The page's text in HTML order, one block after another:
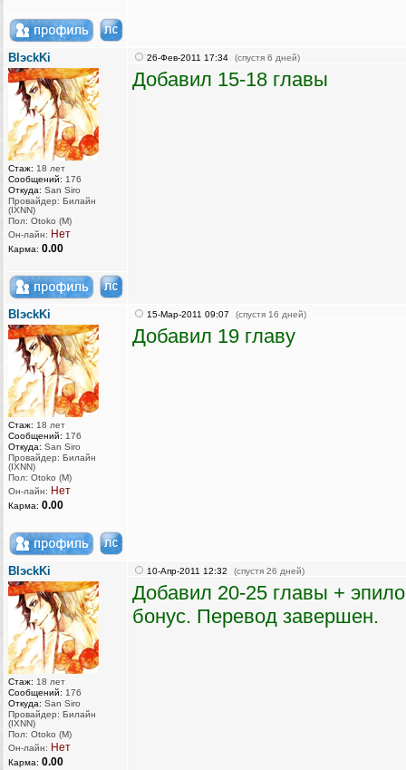
BlэckKi
Стаж: 18 лет
Сообщений: 176
Откуда: San Siro
Провайдер: Билайн
(IXNN)
Пол: Otoko (M)
Он-лайн: Нет
Карма: 0.00
26-Фев-2011 17:34 (спустя 6 дней)
Добавил 15-18 главы
BlэckKi
Стаж: 18 лет
Сообщений: 176
Откуда: San Siro
Провайдер: Билайн
(IXNN)
Пол: Otoko (M)
Он-лайн: Нет
Карма: 0.00
15-Мар-2011 09:07 (спустя 16 дней)
Добавил 19 главу
BlэckKi
Стаж: 18 лет
Сообщений: 176
Откуда: San Siro
Провайдер: Билайн
(IXNN)
Пол: Otoko (M)
Он-лайн: Нет
Карма: 0.00
10-Апр-2011 12:32 (спустя 26 дней)
Добавил 20-25 главы +
бонус. Перевод завершен.